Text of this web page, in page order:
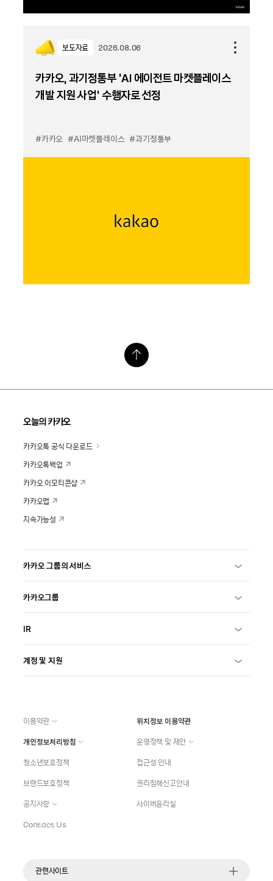
보도자료 2026.08.06
카카오, 과기정통부 ‘AI 에이전트 마켓플레이스
개발 지원 사업’ 수행자로 선정
#카카오 #AI마켓플레이스 #과기정통부
오늘의 카카오
카카오톡 공식 다운로드
카카오톡백업
카카오 이모티콘샵
카카오맵
지속가능성
카카오 그룹의 서비스
카카오그룹
IR
계정 및 지원
이용약관
위치정보 이용약관
개인정보처리방침
운영정책 및 제안
청소년보호정책
접근성 안내
브랜드보호정책
권리침해신고안내
공지사항
사이버윤리실
Contact Us
관련사이트